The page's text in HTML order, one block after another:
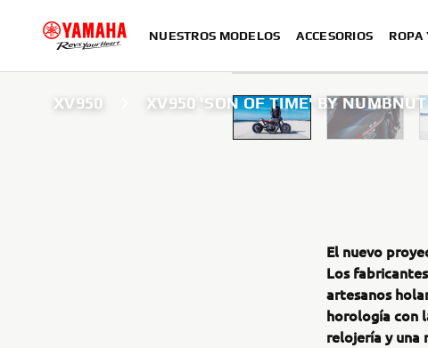
NUESTROS MODELOS ACCESORIOS ROPA
XV950 XV950 'SON OF TIME' BY NUMBNUT
El nuevo
Los
artesanos
horología con
relojería y